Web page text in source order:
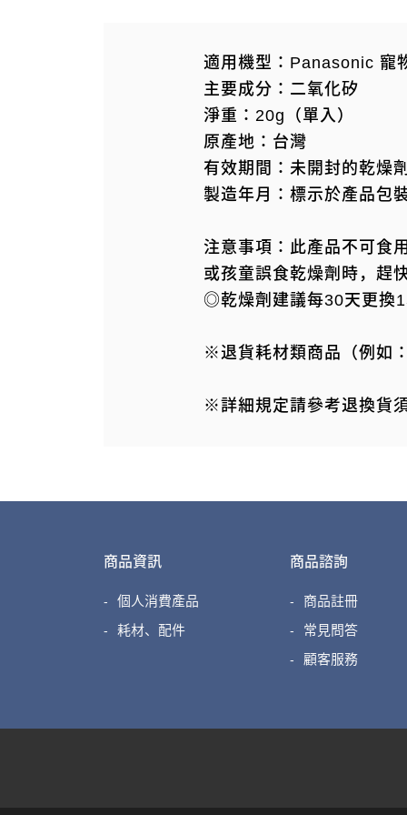
適用機型：Panasonic 寵
主要成分：二氧化矽
淨重：20g（單入）
原產地：台灣
有效期間：未開封的乾燥
製造年月：標示於產品包
注意事項：此產品不可食
或孩童誤食乾燥劑時，趕
◎乾燥劑建議每30天更換
※退貨耗材類商品（例如
※詳細規定請參考退換貨
商品資訊
個人消費產品
耗材、配件
商品諮詢
商品註冊
常見問答
顧客服務